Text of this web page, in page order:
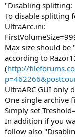
"Disabling splitting:
To disable splitting
UltraArc.ini:
Max size should
according to
(http://
UltraARC GUI only
One single archive
Simply set
In addition if you
follow also